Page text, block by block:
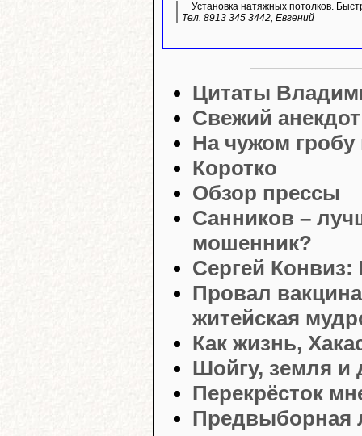
Установка натяжных потолков.
Тел. 8913 345 3442, Евгений
Цитаты
Свежий анекдот
На чужом
Коротко
Обзор прессы
Санников –
мошенник?
Сергей Конвиз:
Провал
житейская
Как жизнь,
Шойгу, земля и
Перекрёсток
Предвыборная